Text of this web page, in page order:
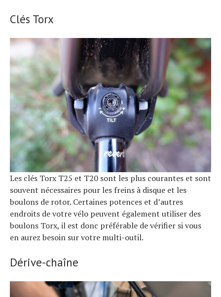
Clés Torx
Les clés Torx T25 et T20 sont les plus courantes et sont
souvent nécessaires pour les freins à disque et les
boulons de rotor. Certaines potences et d’autres
endroits de votre vélo peuvent également utiliser des
boulons Torx, il est donc préférable de vérifier si vous
en aurez besoin sur votre multi-outil.
Dérive-chaîne